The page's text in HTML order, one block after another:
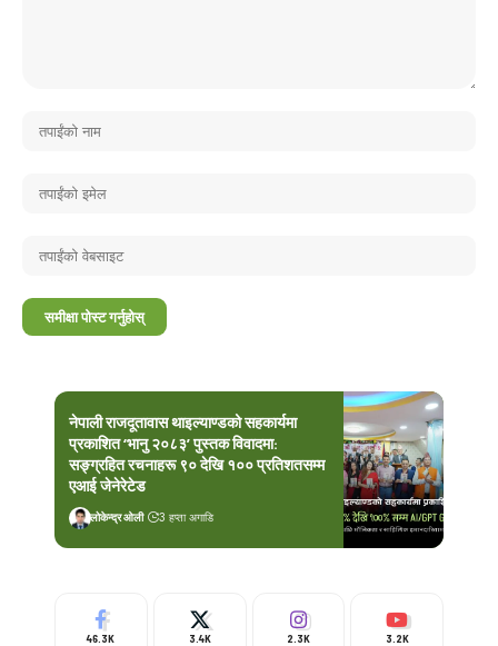
नेपाली राजदूतावास थाइल्याण्डको सहकार्यमा
प्रकाशित ‘भानु २०८३’ पुस्तक विवादमा:
सङ्ग्रहित रचनाहरू ९० देखि १०० प्रतिशतसम्म
एआई जेनेरेटेड
लोकेन्द्र ओली 3 हप्ता अगाडि
46.3K 3.4K 2.3K 3.2K